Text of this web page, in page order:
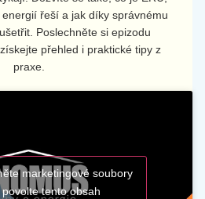
řeší a jak díky správnému
Poslechněte si epizodu
přehled i praktické tipy z
praxe.
marketingové soubory
tento obsah